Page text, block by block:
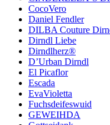
CocoVero
Daniel Fendler
DILBA Couture
Dirndl Liebe
Dirndlherz®
D’Urban Dirndl
El Picaflor
Escada
EvaVioletta
Fuchsdeifeswuid
GEWEIHDA